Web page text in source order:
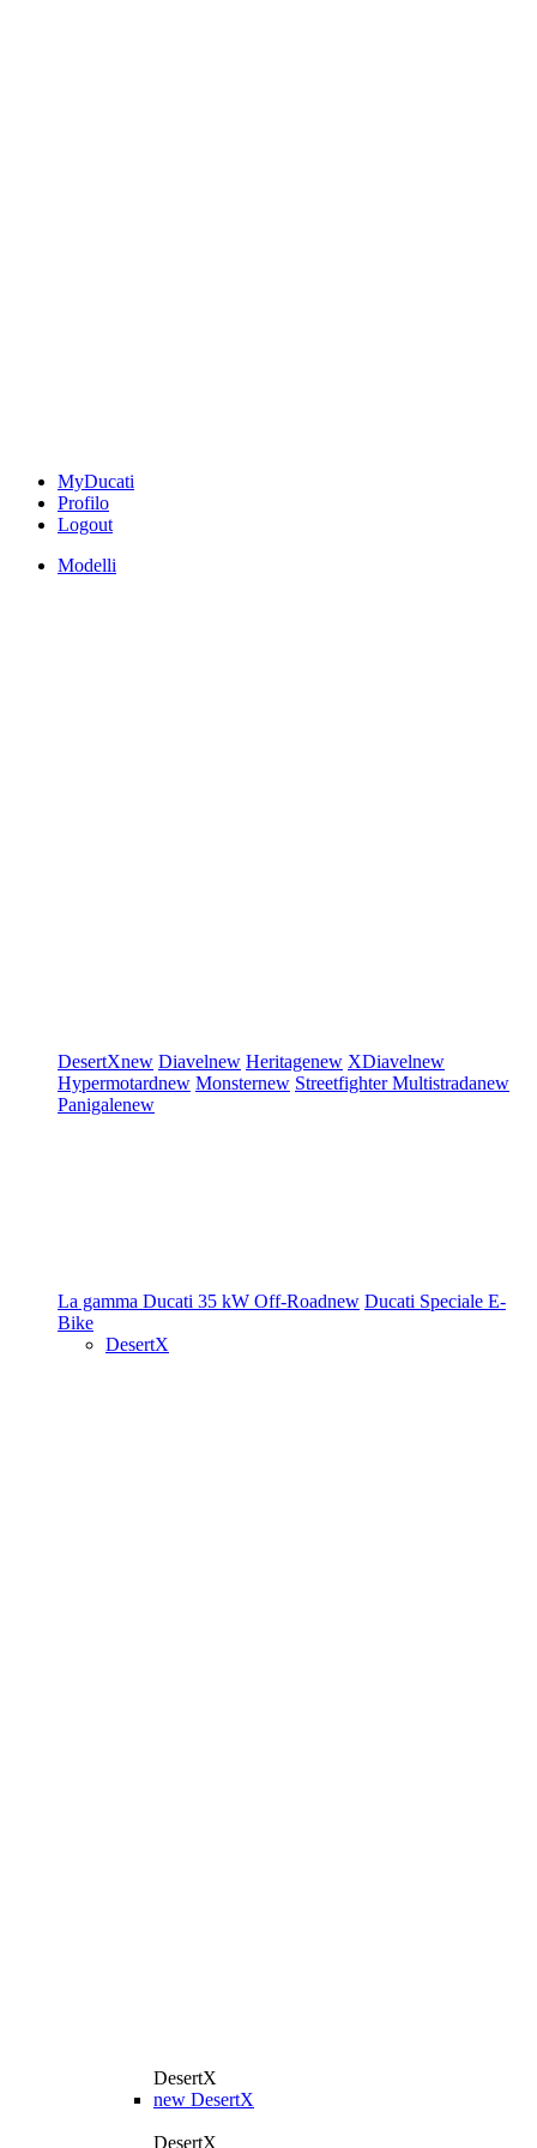
MyDucati
Profilo
Logout
Modelli
DesertXnew Diavelnew Heritagenew XDiavelnew
Hypermotardnew Monsternew StreetfighterMultistradanew
Panigalenew
La gamma Ducati 35 kW Off-Roadnew Ducati Speciale E-
Bike
DesertX
DesertX
new DesertX
DesertX